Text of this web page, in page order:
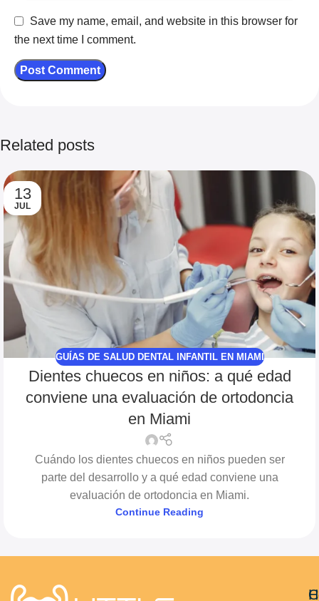
Save my name, email, and website in this browser for
the next time I comment.
Related posts
13
JUL
GUÍAS DE SALUD DENTAL INFANTIL EN MIAMI
Dientes chuecos en niños: a qué edad
conviene una evaluación de ortodoncia
en Miami
Cuándo los dientes chuecos en niños pueden ser
parte del desarrollo y a qué edad conviene una
evaluación de ortodoncia en Miami.
Continue Reading